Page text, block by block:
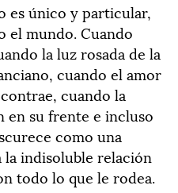
es único y particular,
el mundo. Cuando
la luz rosada de la
cuando el amor
cuando la
en su frente e incluso
como una
indisoluble relación
todo lo que le rodea.